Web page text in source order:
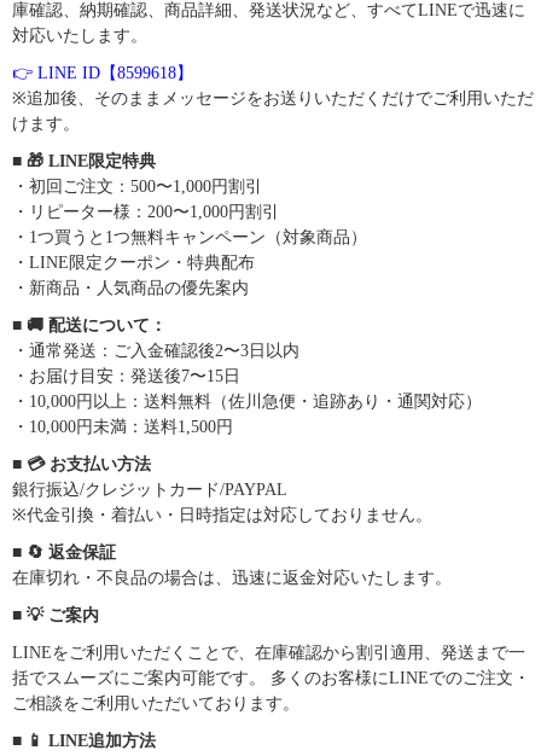
庫確認、納期確認、商品詳細、発送状況など、すべてLINEで迅速に
対応いたします。
👉 LINE ID【8599618】
※追加後、そのままメッセージをお送りいただくだけでご利用いただ
けます。
■ 🎁 LINE限定特典
・初回ご注文：500〜1,000円割引
・リピーター様：200〜1,000円割引
・1つ買うと1つ無料キャンペーン（対象商品）
・LINE限定クーポン・特典配布
・新商品・人気商品の優先案内
■ 🚚 配送について：
・通常発送：ご入金確認後2〜3日以内
・お届け目安：発送後7〜15日
・10,000円以上：送料無料（佐川急便・追跡あり・通関対応）
・10,000円未満：送料1,500円
■ 💳 お支払い方法
銀行振込/クレジットカード/PAYPAL
※代金引換・着払い・日時指定は対応しておりません。
■ 🔄 返金保証
在庫切れ・不良品の場合は、迅速に返金対応いたします。
■ 💡 ご案内
LINEをご利用いただくことで、在庫確認から割引適用、発送まで一
括でスムーズにご案内可能です。 多くのお客様にLINEでのご注文・
ご相談をご利用いただいております。
■ 📱 LINE追加方法